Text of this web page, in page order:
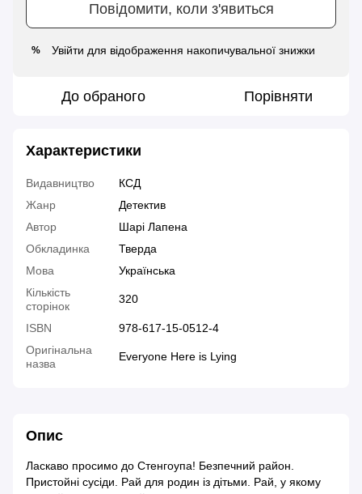
Повідомити, коли з'явиться
% Увійти для відображення накопичувальної знижки
До обраного Порівняти
Характеристики
Видавництво
КСД
Жанр
Детектив
Автор
Шарі Лапена
Обкладинка
Тверда
Мова
Українська
Кількість
сторінок
320
ISBN
978-617-15-0512-4
Оригінальна
назва
Everyone Here is Lying
Опис
Ласкаво просимо до Стенгоупа! Безпечний район.
Пристойні сусіди. Рай для родин із дітьми. Рай, у якому